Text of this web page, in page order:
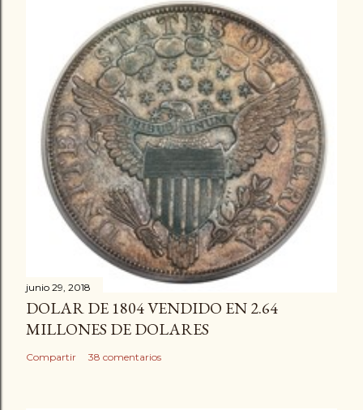
junio 29, 2018
DOLAR DE 1804 VENDIDO EN 2.64
MILLONES DE DOLARES
Compartir 38 comentarios